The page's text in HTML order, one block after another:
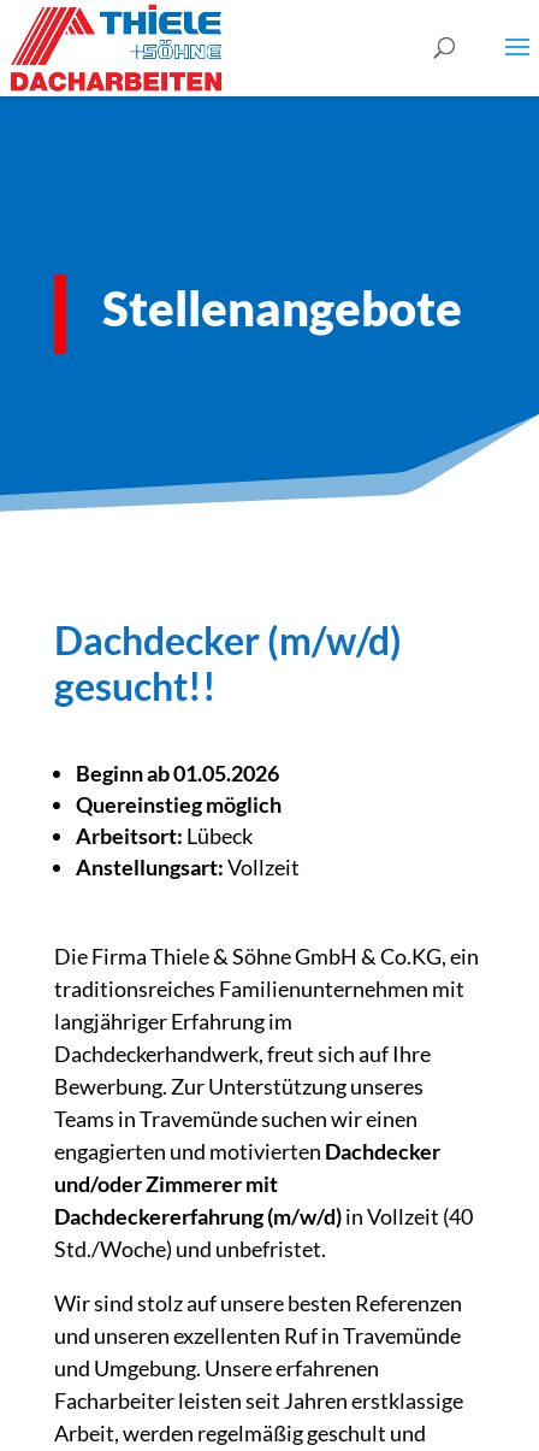
Stellenangebote
Dachdecker (m/w/d)
gesucht!!
Beginn ab 01.05.2026
Quereinstieg möglich
Arbeitsort: Lübeck
Anstellungsart:Vollzeit
Die Firma Thiele & Söhne GmbH & Co.KG, ein
traditionsreiches Familienunternehmen mit
langjähriger Erfahrung im
Dachdeckerhandwerk, freut sich auf Ihre
Bewerbung. Zur Unterstützung unseres
Teams in Travemünde suchen wir einen
engagierten und motivierten Dachdecker
und/oder Zimmerer mit
Dachdeckererfahrung (m/w/d)in Vollzeit (40
Std./Woche) und unbefristet.
Wir sind stolz auf unsere besten Referenzen
und unseren exzellenten Ruf in Travemünde
und Umgebung. Unsere erfahrenen
Facharbeiter leisten seit Jahren erstklassige
Arbeit, werden regelmäßig geschult und